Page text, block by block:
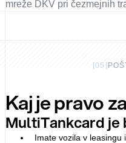
mreže DKV pri čezmejnih
[05 ]
Kaj je pravo
MultiTankcard je
Imate vozila v leasingu